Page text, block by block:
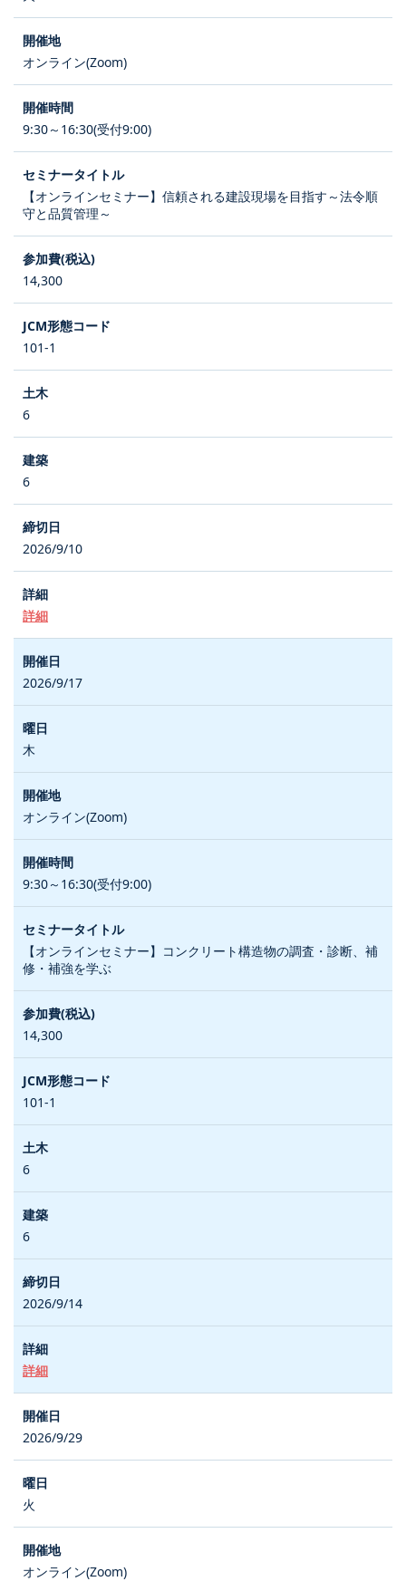
オンライン(Zoom)
9:30～16:30(受付9:00)
【オンラインセミナー】信頼される建設現場を目指す～法令順
守と品質管理～
14,300
101-1
6
6
2026/9/10
詳細
2026/9/17
木
オンライン(Zoom)
9:30～16:30(受付9:00)
【オンラインセミナー】コンクリート構造物の調査・診断、補
修・補強を学ぶ
14,300
101-1
6
6
2026/9/14
詳細
2026/9/29
火
オンライン(Zoom)